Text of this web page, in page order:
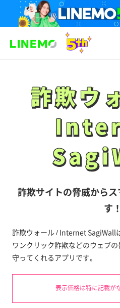
詐欺ウ
詐欺ウ
詐欺サイトの脅威から
す！
詐欺ウォール / Internet SagiWall
ワンクリック詐欺などのウェブ
守ってくれるアプリです。
表示価格は特に記載が